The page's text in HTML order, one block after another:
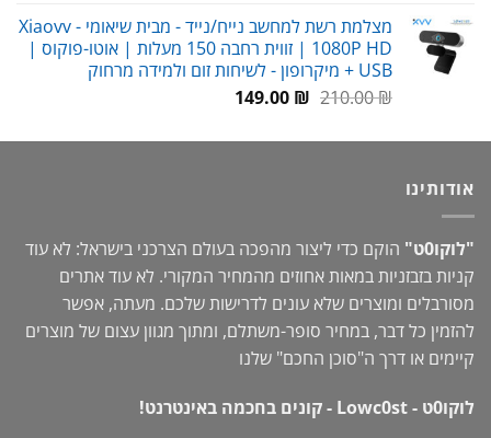
היה:
80.00 ₪.
הוא:
59.00 ₪.
מצלמת רשת למחשב נייח/נייד - מבית שיאומי Xiaovv -
1080P HD | זווית רחבה 150 מעלות | אוטו-פוקוס |
USB + מיקרופון - לשיחות זום ולמידה מרחוק
210.00₪
המחיר
היה:
149.00 ₪
המחיר
הוא:
אודותינו
"לוקו0ט"
הוקם כדי ליצור מהפכה בעולם הצרכני בישראל: לא עוד
קניות בזבזניות במאות אחוזים מהמחיר המקורי. לא עוד אתרים
מסורבלים ומוצרים שלא עונים לדרישות שלכם. מעתה, אפשר
להזמין כל דבר, במחיר סופר-משתלם, ומתוך מגוון עצום של מוצרים
קיימים או דרך ה"סוכן החכם" שלנו
לוקו0ט - Lowc0st - קונים בחכמה באינטרנט!